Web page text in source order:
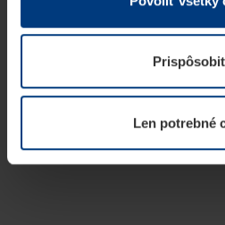
prevádzku tejto stránky. Pre
potrebujeme Vaše povolenie.
kedykoľvek zmeniť alebo
našej webovej stránky.Len potrebné